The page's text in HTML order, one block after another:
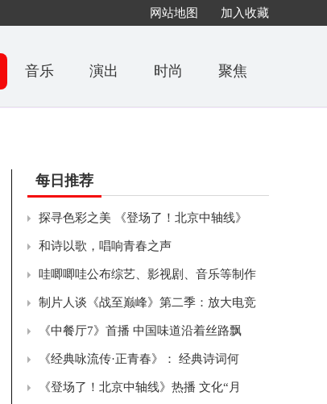
网站地图 加入收藏
音乐 演出 时尚 聚焦
每日推荐
探寻色彩之美 《登场了！北京中轴线》
和诗以歌，唱响青春之声
哇唧唧哇公布综艺、影视剧、音乐等制作
制片人谈《战至巅峰》第二季：放大电竞
《中餐厅7》首播 中国味道沿着丝路飘
《经典咏流传·正青春》： 经典诗词何
《登场了！北京中轴线》热播 文化“月